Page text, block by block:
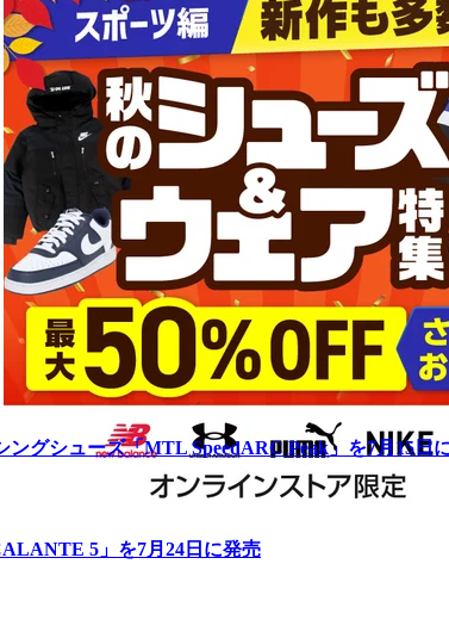
グシューズ「MTL SpeedARC Peak」を7月15日
5」を7月24日に発売